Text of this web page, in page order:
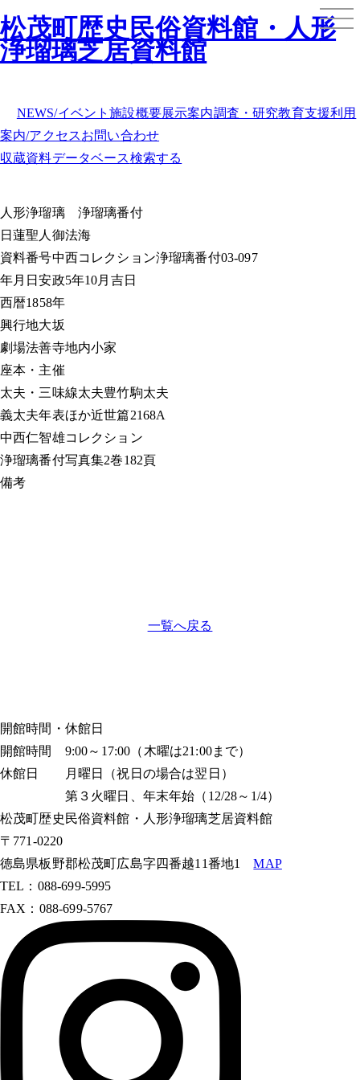
松茂町歴史民俗資料館・人形
浄瑠璃芝居資料館
NEWS/イベント施設概要展示案内調査・研究教育支援利用
案内/アクセスお問い合わせ
収蔵資料データベース検索する
人形浄瑠璃浄瑠璃番付
日蓮聖人御法海
資料番号中西コレクション浄瑠璃番付03-097
年月日安政5年10月吉日
西暦1858年
興行地大坂
劇場法善寺地内小家
座本・主催
太夫・三味線太夫豊竹駒太夫
義太夫年表ほか近世篇2168A
中西仁智雄コレクション
浄瑠璃番付写真集2巻182頁
備考
一覧へ戻る
開館時間・休館日
開館時間 9:00～17:00（木曜は21:00まで）
休館日 月曜日（祝日の場合は翌日）
第３火曜日、年末年始（12/28～1/4）
松茂町歴史民俗資料館・人形浄瑠璃芝居資料館
〒771-0220
徳島県板野郡松茂町広島字四番越11番地1MAP
TEL：088-699-5995
FAX：088-699-5767